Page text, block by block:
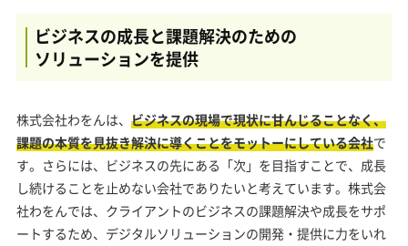
ビジネスの成長と課題解決のための
ソリューションを提供
株式会社わをんは、 ビジネスの現場で現状に甘んじることなく、
課題の本質を見抜き解決に導くことをモットーにしている会社で
す。さらには、ビジネスの先にある「次」を目指すことで、成長
し続けることを止めない会社でありたいと考えています。株式会
社わをんでは、クライアントのビジネスの課題解決や成長をサポ
ートするため、デジタルソリューションの開発・提供に力をいれ